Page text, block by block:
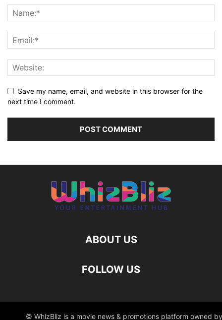
Save my name, email, and website in this browser for the
next time I comment.
ABOUT US
FOLLOW US
© WhizBliz is a movie news & promotions platform owned by